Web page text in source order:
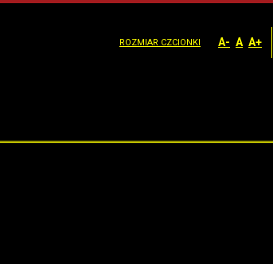
ROZMIAR CZCIONKI A- A A+